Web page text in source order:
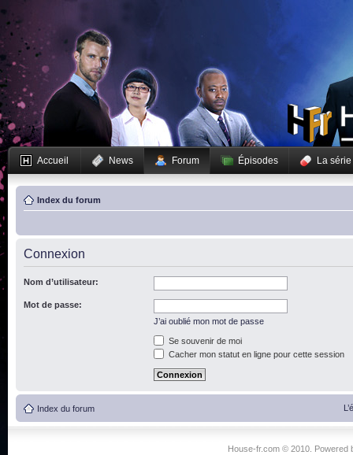
Accueil News Forum Épisodes La série
Index du forum
Connexion
Nom d’utilisateur:
Mot de passe:
J’ai oublié mon mot de passe
Se souvenir de moi
Cacher mon statut en ligne pour cette session
Index du forum
House-fr.com © 2010. Powered